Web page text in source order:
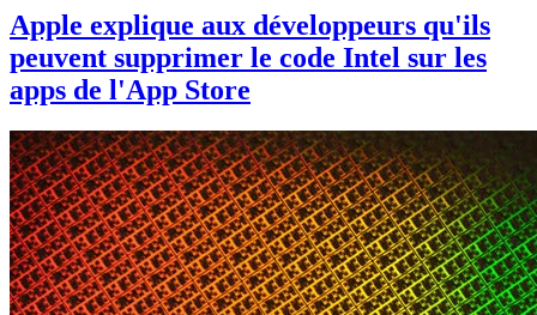
Apple explique aux développeurs qu'ils
peuvent supprimer le code Intel sur les
apps de l'App Store